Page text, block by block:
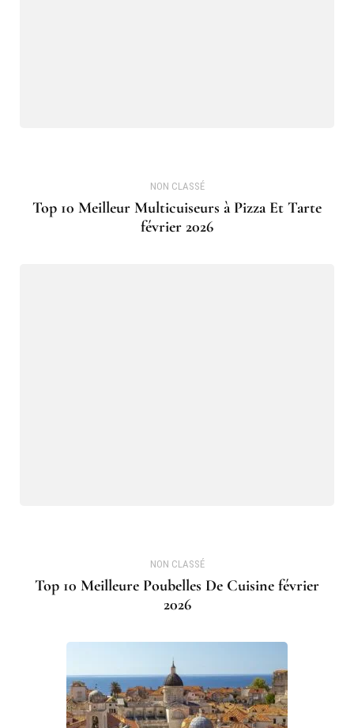
NON CLASSÉ
Top 10 Meilleur Multicuiseurs à Pizza Et Tarte
février 2026
NON CLASSÉ
Top 10 Meilleure Poubelles De Cuisine février
2026